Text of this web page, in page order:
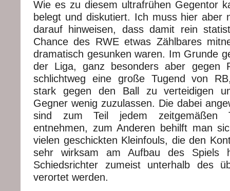
Wie es zu diesem ultrafrühen Gegentor
belegt und diskutiert. Ich muss hier aber
darauf hinweisen, dass damit rein
Chance des RWE etwas Zählbares
dramatisch gesunken waren. Im Grunde
der Liga, ganz besonders aber gegen
schlichtweg eine große Tugend von
stark gegen den Ball zu verteidigen
Gegner wenig zuzulassen. Die dabei
sind zum Teil jedem zeitgemäßen
entnehmen, zum Anderen behilft man
vielen geschickten Kleinfouls, die den
sehr wirksam am Aufbau des Spiels
Schiedsrichter zumeist unterhalb des
verortet werden.